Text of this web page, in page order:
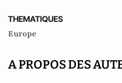
THEMATIQUES
Europe
A PROPOS DES